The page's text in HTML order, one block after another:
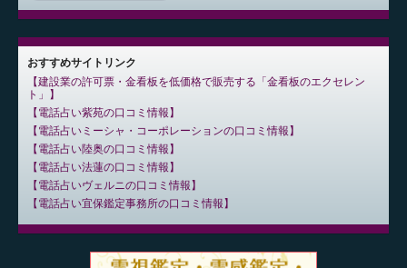
おすすめサイトリンク
建設業の許可票・金看板を低価格で販売する「金看板のエクセレン
ト」
電話占い紫苑の口コミ情報
電話占いミーシャ・コーポレーションの口コミ情報
電話占い陸奥の口コミ情報
電話占い法蓮の口コミ情報
電話占いヴェルニの口コミ情報
電話占い宜保鑑定事務所の口コミ情報